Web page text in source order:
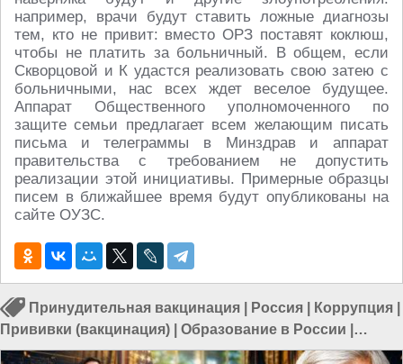
например, врачи будут ставить ложные диагнозы
тем, кто не привит: вместо ОРЗ поставят коклюш,
чтобы не платить за больничный. В общем, если
Скворцовой и К удастся реализовать свою затею с
больничными, нас всех ждет веселое будущее.
Аппарат Общественного уполномоченного по
защите семьи предлагает всем желающим писать
письма и телеграммы в Минздрав и аппарат
правительства с требованием не допустить
реализации этой инициативы. Примерные образцы
писем в ближайшее время будут опубликованы на
сайте ОУЗС.
Принудительная вакцинация Россия Коррупция
Прививки (вакцинация)
Образование в России
Коррупция в России|Вакцина в России|Социальные